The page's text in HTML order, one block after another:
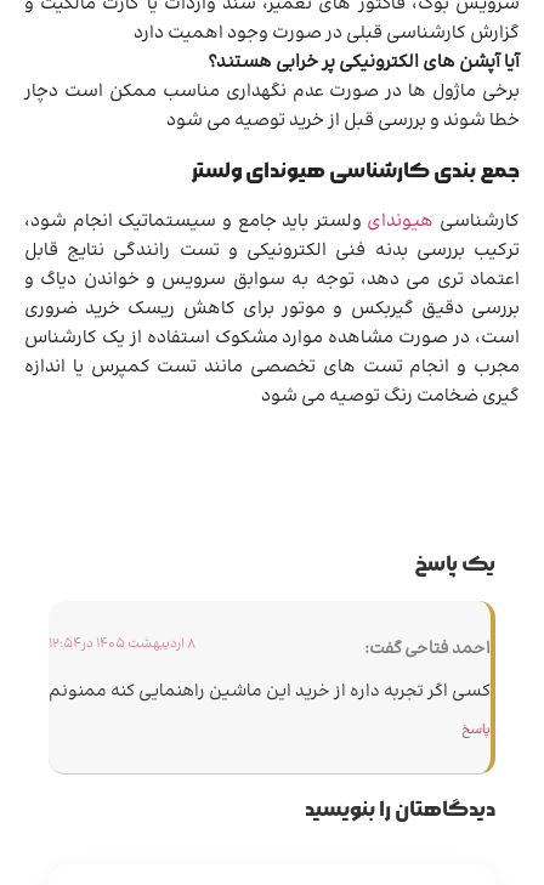
گزارش کارشناسی قبلی در صورت وجود اهمیت دارد
آیا آپشن های الکترونیکی پر خرابی هستند؟
برخی ماژول ها در صورت عدم نگهداری مناسب ممکن است دچار
خطا شوند و بررسی قبل از خرید توصیه می شود
جمع بندی کارشناسی هیوندای ولستر
کارشناسی هیوندای ولستر باید جامع و سیستماتیک انجام شود،
ترکیب بررسی بدنه فنی الکترونیکی و تست رانندگی نتایج قابل
اعتماد تری می دهد، توجه به سوابق سرویس و خواندن دیاگ و
بررسی دقیق گیربکس و موتور برای کاهش ریسک خرید ضروری
است، در صورت مشاهده موارد مشکوک استفاده از یک کارشناس
مجرب و انجام تست های تخصصی مانند تست کمپرس یا اندازه
گیری ضخامت رنگ توصیه می شود
یک پاسخ
احمد فتاحیگفت: 8 اردیبهشت 1405 در 12:54
کسی اگر تجربه داره از خرید این ماشین راهنمایی کنه ممنونم
پاسخ
دیدگاهتان را بنویسید